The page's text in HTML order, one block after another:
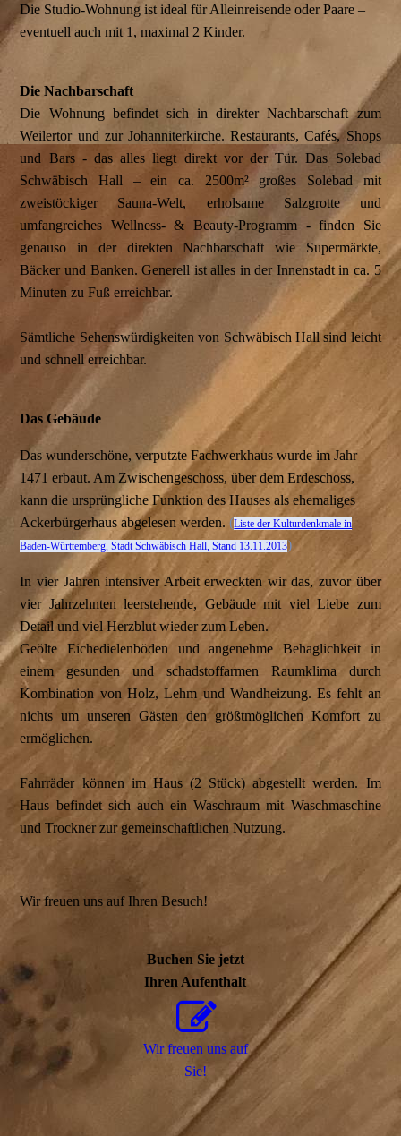
Die Studio-Wohnung ist ideal für Alleinreisende oder Paare –
eventuell auch mit 1, maximal 2 Kinder.
Die Nachbarschaft
Die Wohnung befindet sich in direkter Nachbarschaft zum
Weilertor und zur Johanniterkirche. Restaurants, Cafés, Shops
und Bars - das alles liegt direkt vor der Tür. Das Solebad
Schwäbisch Hall – ein ca. 2500m² großes Solebad mit
zweistöckiger Sauna-Welt, erholsame Salzgrotte und
umfangreiches Wellness- & Beauty-Programm - finden Sie
genauso in der direkten Nachbarschaft wie Supermärkte,
Bäcker und Banken. Generell ist alles in der Innenstadt in ca. 5
Minuten zu Fuß erreichbar.
Sämtliche Sehenswürdigkeiten von Schwäbisch Hall sind leicht
und schnell erreichbar.
Das Gebäude
Das wunderschöne, verputzte Fachwerkhaus wurde im Jahr
1471 erbaut. Am Zwischengeschoss, über dem Erdeschoss,
kann die ursprüngliche Funktion des Hauses als ehemaliges
Ackerbürgerhaus abgelesen werden.(Liste der Kulturdenkmale in
Baden-Württemberg, Stadt Schwäbisch Hall, Stand 13.11.2013)
In vier Jahren intensiver Arbeit erweckten wir das, zuvor über
vier Jahrzehnten leerstehende, Gebäude mit viel Liebe zum
Detail und viel Herzblut wieder zum Leben.
Geölte Eichedielenböden und angenehme Behaglichkeit in
einem gesunden und schadstoffarmen Raumklima durch
Kombination von Holz, Lehm und Wandheizung. Es fehlt an
nichts um unseren Gästen den größtmöglichen Komfort zu
ermöglichen.
Fahrräder können im Haus (2 Stück) abgestellt werden. Im
Haus befindet sich auch ein Waschraum mit Waschmaschine
und Trockner zur gemeinschaftlichen Nutzung.
Wir freuen uns auf Ihren Besuch!
Buchen Sie jetzt
Ihren Aufenthalt
Wir freuen uns auf
Sie!